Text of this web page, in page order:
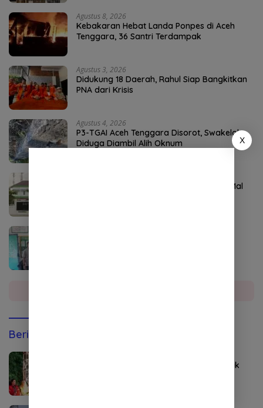
Agustus 8, 2026
Kebakaran Hebat Landa Ponpes di Aceh
Tenggara, 36 Santri Terdampak
Agustus 3, 2026
Didukung 18 Daerah, Rahul Siap Bangkitkan
PNA dari Krisis
Agustus 4, 2026
P3-TGAI Aceh Tenggara Disorot, Swakelola
Diduga Diambil Alih Oknum
APH Didesak Periksa Komisioner Baitul Mal
Berita Olahraga
Kapolri Jadi Anggota Kehormatan Tapak
X